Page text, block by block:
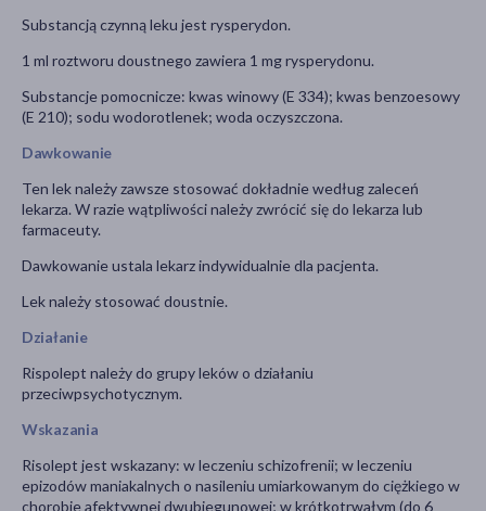
Substancją czynną leku jest rysperydon.
1 ml roztworu doustnego zawiera 1 mg rysperydonu.
Substancje pomocnicze: kwas winowy (E 334); kwas benzoesowy
(E 210); sodu wodorotlenek; woda oczyszczona.
Dawkowanie
Ten lek należy zawsze stosować dokładnie według zaleceń
lekarza. W razie wątpliwości należy zwrócić się do lekarza lub
farmaceuty.
Dawkowanie ustala lekarz indywidualnie dla pacjenta.
Lek należy stosować doustnie.
Działanie
Rispolept należy do grupy leków o działaniu
przeciwpsychotycznym.
Wskazania
Risolept jest wskazany: w leczeniu schizofrenii; w leczeniu
epizodów maniakalnych o nasileniu umiarkowanym do ciężkiego w
chorobie afektywnej dwubiegunowej; w krótkotrwałym (do 6